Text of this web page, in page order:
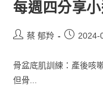
每週四分享
蔡 郁羚 2024-
骨盆底肌訓練：產後咳
但骨...